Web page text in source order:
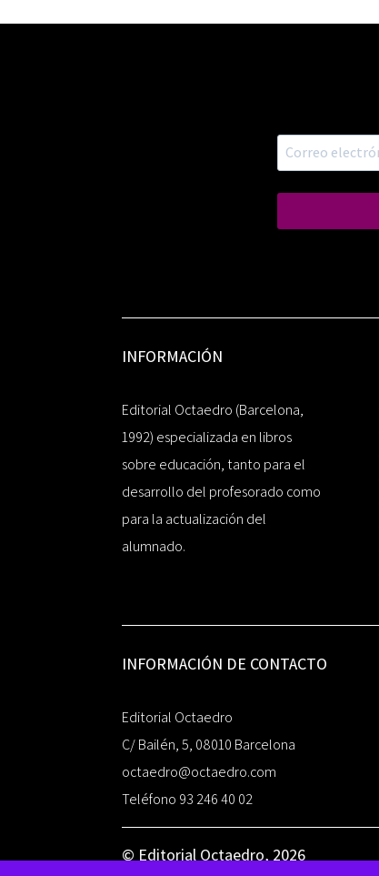
INFORMACIÓN
Editorial Octaedro (Barcelona,
1992) especializada en libros
sobre educación, tanto para el
desarrollo del profesorado como
para la actualización del
alumnado.
INFORMACIÓN DE CONTACTO
Editorial Octaedro
C/ Bailén, 5, 08010 Barcelona
octaedro@octaedro.com
Teléfono 93 246 40 02
© Editorial Octaedro, 2026